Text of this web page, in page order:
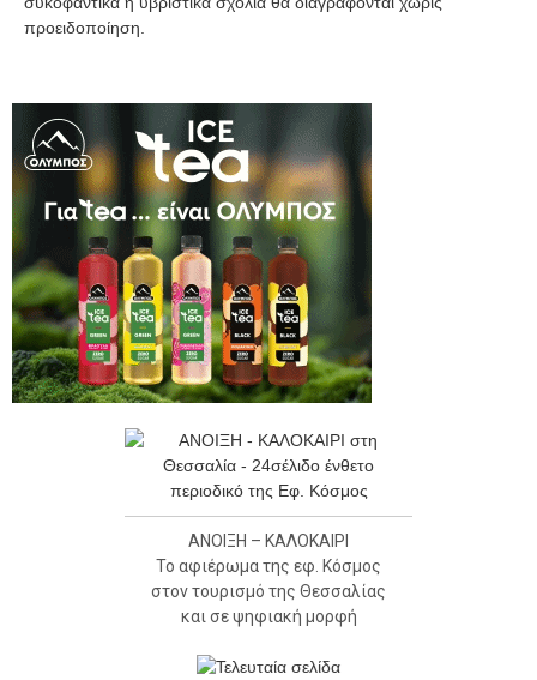
προειδοποίηση.
ΑΝΟΙΞΗ – ΚΑΛΟΚΑΙΡΙ
Το αφιέρωμα της εφ. Κόσμος
στον τουρισμό της Θεσσαλίας
και σε ψηφιακή μορφή